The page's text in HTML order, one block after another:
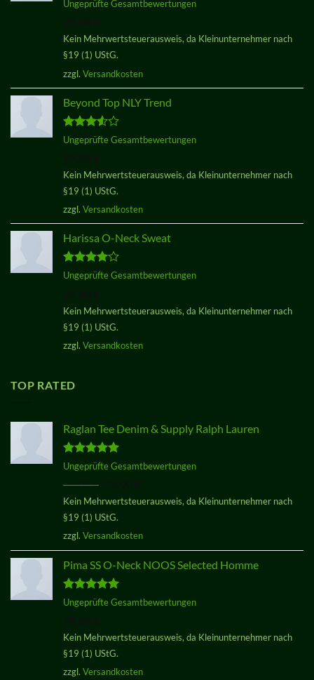
Ungeprüfte Gesamtbewertungen
Kein Mehrwertsteuerausweis, da Kleinunternehmer nach
§19 (1) UStG.
zzgl. Versandkosten
Beyond Top NLY Trend
Bewertet
Ungeprüfte Gesamtbewertungen
Kein Mehrwertsteuerausweis, da Kleinunternehmer nach
§19 (1) UStG.
zzgl. Versandkosten
Harissa O-Neck Sweat
Bewertet
Ungeprüfte Gesamtbewertungen
Kein Mehrwertsteuerausweis, da Kleinunternehmer nach
§19 (1) UStG.
zzgl. Versandkosten
TOP RATED
Raglan Tee Denim & Supply Ralph Lauren
Bewertet
von 5
Ungeprüfte Gesamtbewertungen
29,00€
Preis
war:
Preis
Kein Mehrwertsteuerausweis, da Kleinunternehmer nach
§19 (1) UStG.
zzgl. Versandkosten
Pima SS O-Neck NOOS Selected Homme
Bewertet
mit 5.00
Ungeprüfte Gesamtbewertungen
Kein Mehrwertsteuerausweis, da Kleinunternehmer nach
§19 (1) UStG.
zzgl. Versandkosten